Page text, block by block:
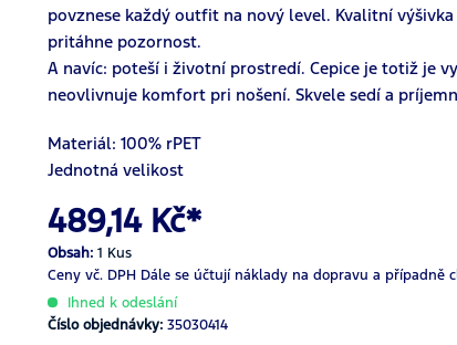
povznese každý outfit na nový level. Kvalitní
pritáhne pozornost.
A navíc: poteší i životní prostredí. Cepice je totiž je
neovlivnuje komfort pri nošení. Skvele sedí a
Materiál: 100% rPET
Jednotná velikost
489,14 Kč*
Obsah:1 Kus
Ceny vč. DPH Dále se účtují náklady na dopravu a případně
Ihned k odeslání
Číslo objednávky:35030414